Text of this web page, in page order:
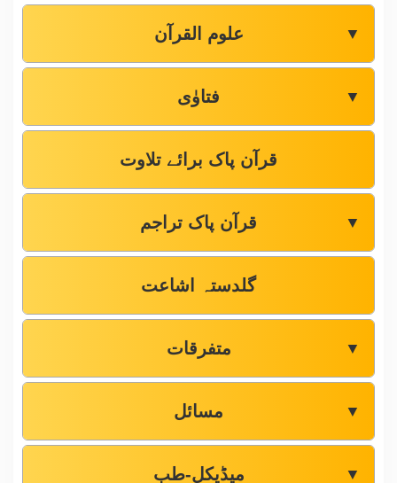
علوم القرآن ▼
فتاوٰی ▼
قرآن پاک برائے تلاوت
قرآن پاک تراجم ▼
گلدستہ اشاعت
متفرقات ▼
مسائل ▼
میڈیکل-طب ▼